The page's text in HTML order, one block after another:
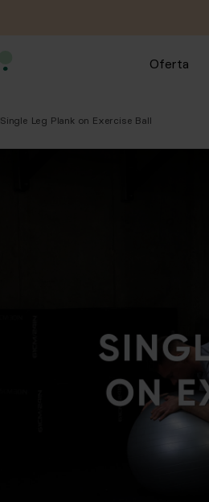
Oferta
Single Leg Plank on Exercise Ball